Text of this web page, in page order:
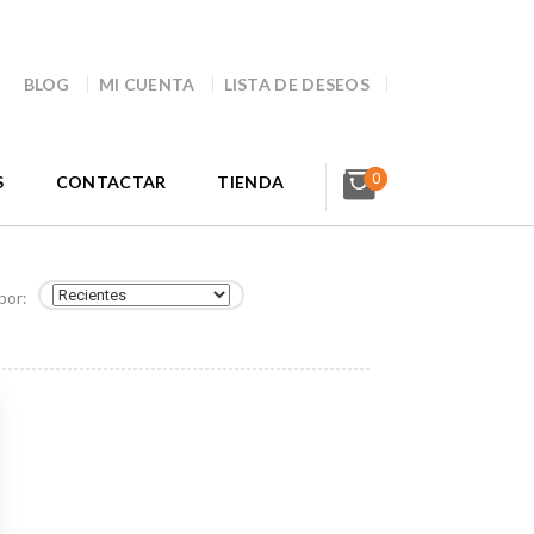
BLOG MI CUENTA LISTA DE DESEOS
CONTACTAR TIENDA 0